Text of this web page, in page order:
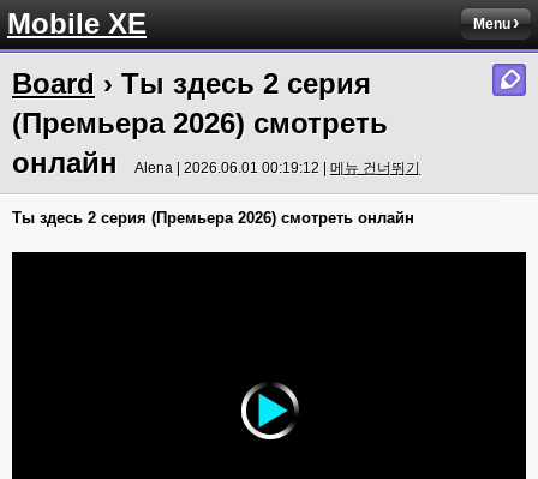
Mobile XE Menu
Board › Ты здесь 2 серия
(Премьера 2026) смотреть
онлайн
Alena | 2026.06.01 00:19:12 | 메뉴 건너뛰기
Ты здесь 2 серия (Премьера 2026) смотреть онлайн